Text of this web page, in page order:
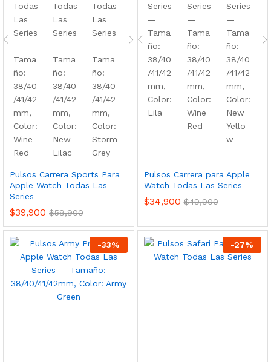
Pulsos Carrera Sports Para
Apple Watch Todas Las
Series
$39,900 $59,900
Pulsos Carrera para Apple
Watch Todas Las Series
$34,900 $49,900
-33% -27%